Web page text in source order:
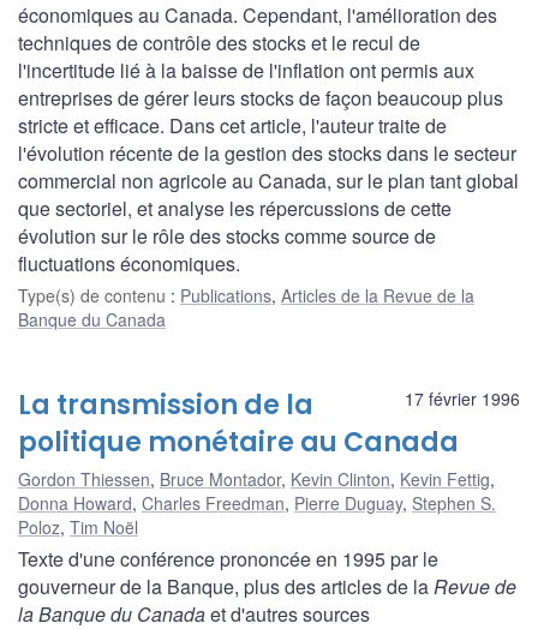
économiques au Canada. Cependant, l'amélioration des
techniques de contrôle des stocks et le recul de
l'incertitude lié à la baisse de l'inflation ont permis aux
entreprises de gérer leurs stocks de façon beaucoup plus
stricte et efficace. Dans cet article, l'auteur traite de
l'évolution récente de la gestion des stocks dans le secteur
commercial non agricole au Canada, sur le plan tant global
que sectoriel, et analyse les répercussions de cette
évolution sur le rôle des stocks comme source de
fluctuations économiques.
Type(s) de contenu : Publications, Articles de la Revue de la
Banque du Canada
17 février 1996
La transmission de la
politique monétaire au Canada
Gordon Thiessen, Bruce Montador, Kevin Clinton, Kevin Fettig,
Donna Howard, Charles Freedman, Pierre Duguay, Stephen S.
Poloz, Tim Noël
Texte d'une conférence prononcée en 1995 par le
gouverneur de la Banque, plus des articles de laRevue de
la Banque du Canadaet d'autres sources